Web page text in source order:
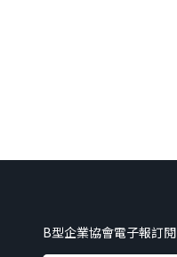
B型企業協會電子報訂閱